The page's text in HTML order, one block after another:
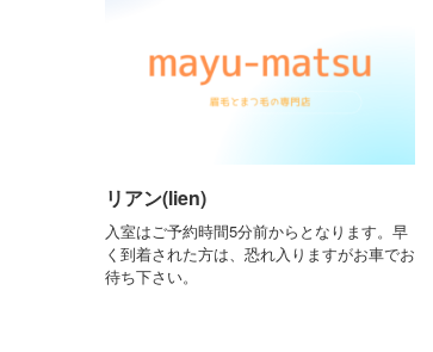
リアン(lien)
入室はご予約時間5分前からとなります。早
く到着された方は、恐れ入りますがお車でお
待ち下さい。